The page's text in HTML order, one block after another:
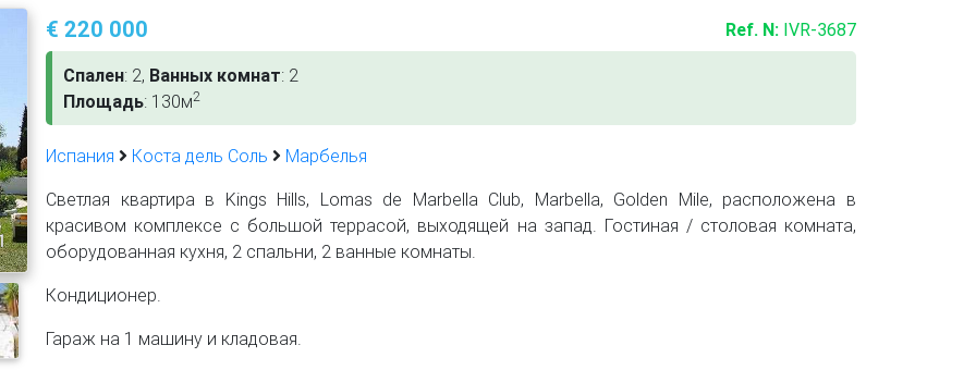
€ 220 000 Ref. N: IVR-3687
Спален: 2, Ванных комнат: 2
Площадь: 130м2
Испания Коста дель Соль
Марбелья
Светлая квартира в Kings Hills, Lomas de Marbella Club, Marbella, Golden Mile, расположена в
красивом комплексе с большой террасой, выходящей на запад. Гостиная / столовая комната,
оборудованная кухня, 2 спальни, 2 ванные комнаты.
Кондиционер.
Гараж на 1 машину и кладовая.